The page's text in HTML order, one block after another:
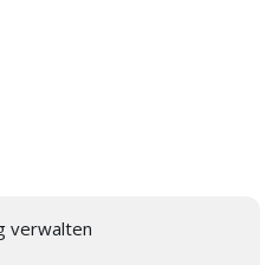
verwalten